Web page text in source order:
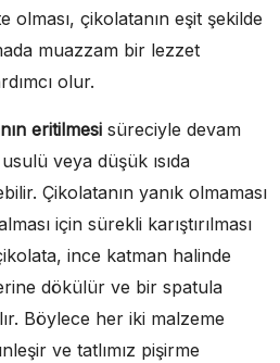
olması, çikolatanın eşit şekilde
muazzam bir lezzet
olur.
eritilmesi süreciyle devam
veya düşük ısıda
Çikolatanın yanık olmaması
için sürekli karıştırılması
ince katman halinde
dökülür ve bir spatula
Böylece her iki malzeme
ve tatlımız pişirme